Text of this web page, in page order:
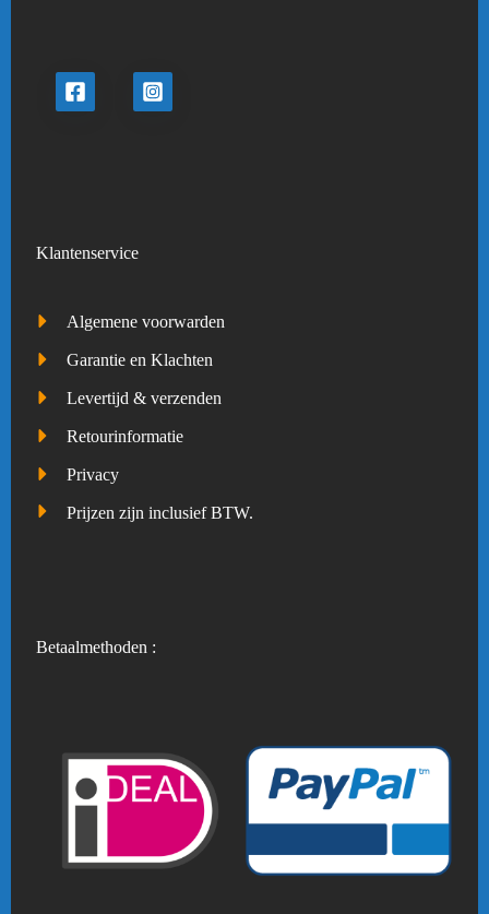
Klantenservice
Algemene voorwarden
Garantie en Klachten
Levertijd & verzenden
Retourinformatie
Privacy
Prijzen zijn inclusief BTW.
Betaalmethoden :